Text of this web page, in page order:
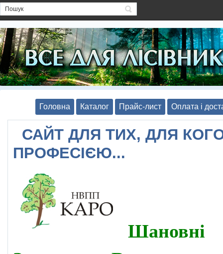
Головна Каталог Прайс-лист Оплата і
САЙТ ДЛЯ ТИХ, ДЛЯ
ПРОФЕСІЄЮ...